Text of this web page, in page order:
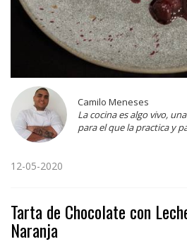
Camilo Meneses
La cocina es algo vivo,
para el que la practica y
12-05-2020
Tarta de Chocolate con
Naranja